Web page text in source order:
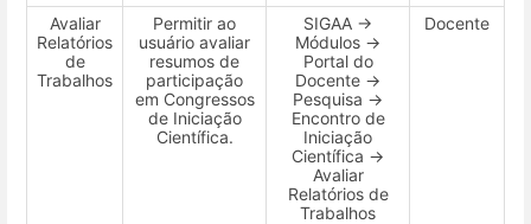
Avaliar
Relatórios
de
Trabalhos
Permitir ao
usuário avaliar
resumos de
participação
em Congressos
de Iniciação
Científica.
SIGAA →
Módulos →
Portal do
Docente →
Pesquisa →
Encontro de
Iniciação
Científica →
Avaliar
Relatórios de
Trabalhos
Docente